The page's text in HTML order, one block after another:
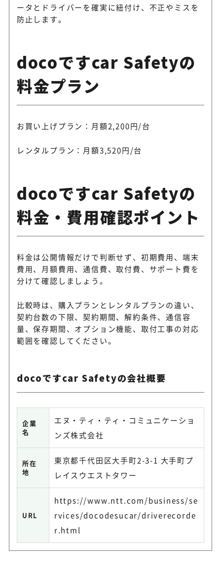
ータとドライバーを確実に紐付け、不正やミスを
防止します。
docoですcar Safetyの
料金プラン
お買い上げプラン：月額2,200円/台
レンタルプラン：月額3,520円/台
docoですcar Safetyの
料金・費用確認ポイント
料金は公開情報だけで判断せず、初期費用、端末
費用、月額費用、通信費、取付費、サポート費を
分けて確認しましょう。
比較時は、購入プランとレンタルプランの違い、
契約台数の下限、契約期間、解約条件、通信容
量、保存期間、オプション機能、取付工事の対応
範囲を確認してください。
docoですcar Safetyの会社概要
企業
名
エヌ・ティ・ティ・コミュニケーショ
ンズ株式会社
所在
地
東京都千代田区大手町2-3-1 大手町プ
レイスウエストタワー
URL
https://www.ntt.com/business/se
rvices/docodesucar/driverecorde
r.html